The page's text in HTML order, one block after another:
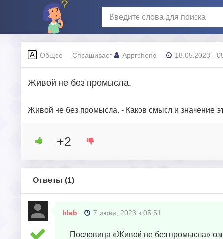
Общее Спрашивает Apprehend 18.05.2023 -
Живой не без промысла.
Живой не без промысла. - Каков смысл и значение
+2
Ответы (1)
hleb 7 июня, 2023 в 05:51
Пословица «Живой не без промысла»